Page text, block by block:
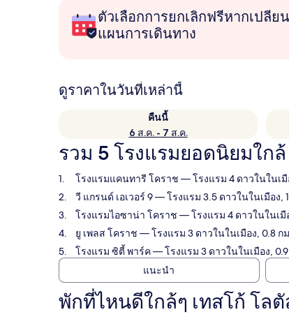
ตัวเลือกการยกเลิกฟรีหากเปลี่ยน
แผนการเดินทาง
ดูราคาในวันที่เหล่านี้
คืนนี้
6 ส.ค. - 7 ส.ค.
รวม 5 โรงแรมยอดนิยมใก
โรงแรมแคนทารี โคราช — โรงแรม 4 ดาวในในเ
วี แกรนด์ เอเวอร์ 9— โรงแรม 3.5 ดาวในในเมือง,
โรงแรมไอซาน่า โคราช — โรงแรม 4 ดาวในในเมื
ยู เพลส โคราช — โรงแรม 3 ดาวในในเมือง, 0.8
โรงแรม ซิตี้ พาร์ค— โรงแรม 3 ดาวในในเมือง,
แนะนำ
พักที่ไหนดีใกล้ๆ เทสโก้ โล